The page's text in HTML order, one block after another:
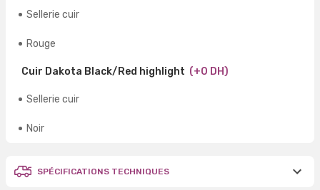
Sellerie cuir
Rouge
Cuir Dakota Black/Red highlight (+0 DH)
Sellerie cuir
Noir
SPÉCIFICATIONS TECHNIQUES